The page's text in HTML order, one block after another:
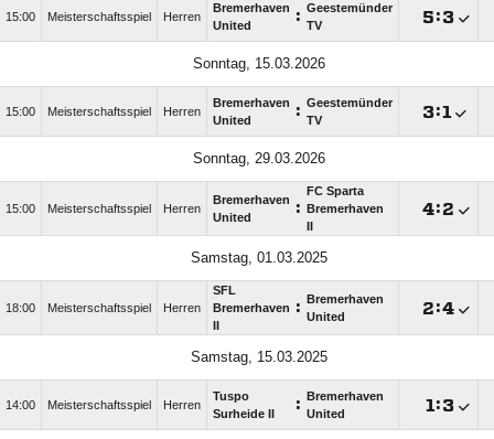
15:00 Meisterschaftsspiel Herren
Bremerhaven
United
: Geestemünder
TV
:
Sonntag, 15.03.2026
15:00 Meisterschaftsspiel Herren
Bremerhaven
United
: Geestemünder
TV
:
Sonntag, 29.03.2026
15:00 Meisterschaftsspiel Herren
Bremerhaven
United
:
FC Sparta
Bremerhaven
:
Samstag, 01.03.2025
18:00 Meisterschaftsspiel Herren
SFL
Bremerhaven :
Bremerhaven
United
:
Samstag, 15.03.2025
14:00 Meisterschaftsspiel Herren
Tuspo
Surheide II
:
Bremerhaven
United
: